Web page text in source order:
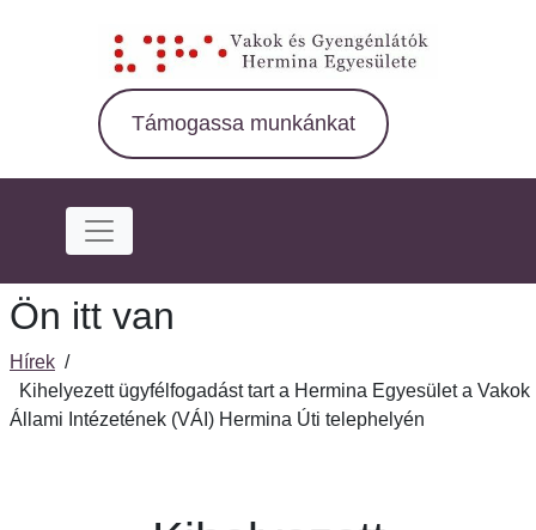
Támogassa munkánkat
Ön itt van
Hírek /
Kihelyezett ügyfélfogadást tart a Hermina Egyesület a Vakok
Állami Intézetének (VÁI) Hermina Úti telephelyén